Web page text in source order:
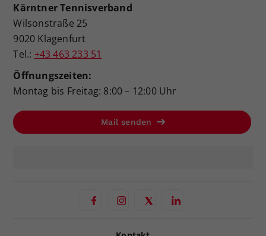
Kärntner Tennisverband
Wilsonstraße 25
9020 Klagenfurt
Tel.: +43 463 233 51
Öffnungszeiten:
Montag bis Freitag: 8:00 – 12:00 Uhr
Mail senden